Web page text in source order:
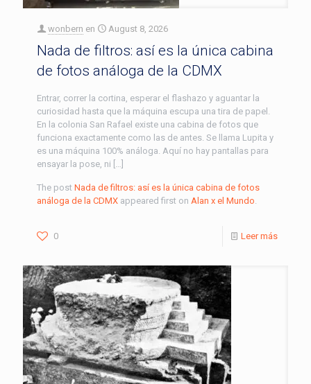
wonbern en August 8, 2026
Nada de filtros: así es la única cabina
de fotos análoga de la CDMX
Entrar, correr la cortina, esperar el flashazo y aguantar la
curiosidad hasta que la máquina escupa una tira de papel.
En la colonia San Rafael existe una cabina de fotos que
funciona exactamente como las de antes. Se llama Lupita y
es una máquina 100% análoga. Aquí no hay pantallas para
ensayar la pose, ni […]
The post Nada de filtros: así es la única cabina de fotos
análoga de la CDMX appeared first on Alan x el Mundo.
0 Leer más